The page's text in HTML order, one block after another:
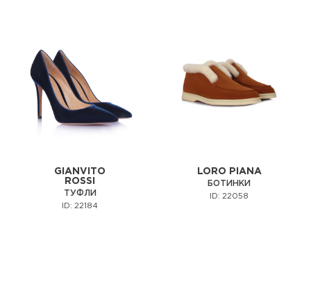
GIANVITO
ROSSI
ТУФЛИ
ID: 22184
LORO PIANA
БОТИНКИ
ID: 22058